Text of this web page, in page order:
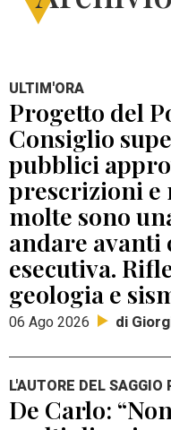
ULTIM'ORA
Progetto del
Consiglio
pubblici
prescrizioni e
molte sono
andare avanti
esecutiva.
geologia e
06 Ago 2026 di
L'AUTORE DEL
De Carlo: